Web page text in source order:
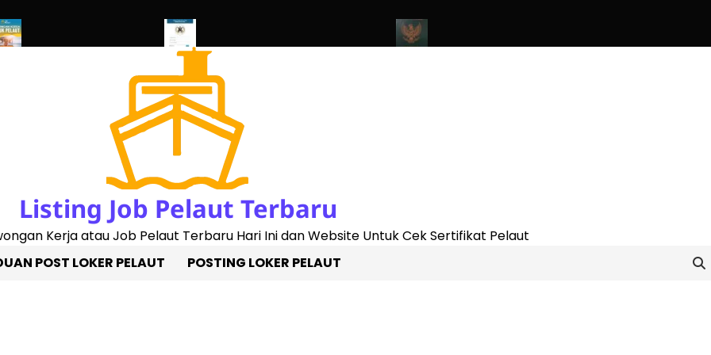
Listing Job Pelaut Terbaru
Kerja atau Job Pelaut Terbaru Hari Ini dan Website Untuk Cek Sertifikat Pelaut
POST LOKER PELAUT POSTING LOKER PELAUT